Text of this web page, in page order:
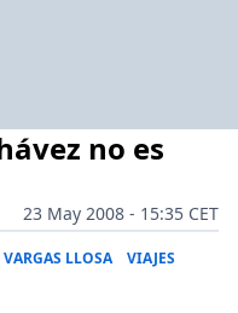
no es
23 May 2008 - 15:35 CET
LLOSA VIAJES